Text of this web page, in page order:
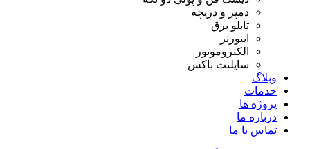
دمپر و دریچه
تابلو برق
اینورتر
الکتروموتور
سایلنت باکس
وبلاگ
خدمات
پروژه ها
درباره ما
تماس با ما